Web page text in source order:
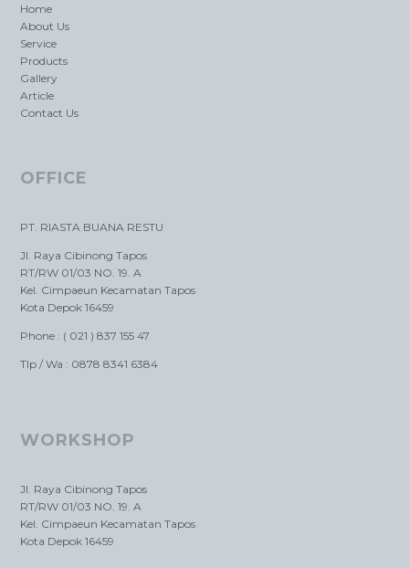
Home
About Us
Service
Products
Gallery
Article
Contact Us
OFFICE
PT. RIASTA BUANA RESTU
Jl. Raya Cibinong Tapos
RT/RW 01/03 NO. 19. A
Kel. Cimpaeun Kecamatan Tapos
Kota Depok 16459
Phone : ( 021 ) 837 155 47
Tlp / Wa : 0878 8341 6384
WORKSHOP
Jl. Raya Cibinong Tapos
RT/RW 01/03 NO. 19. A
Kel. Cimpaeun Kecamatan Tapos
Kota Depok 16459